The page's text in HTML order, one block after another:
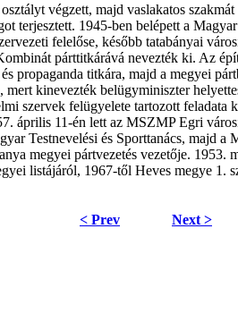
végzett, majd vaslakatos
terjesztett. 1945-ben belépett a
felelőse, később tatabányai
párttitkárává nevezték ki. Az
propaganda titkára, majd a megyei
kinevezték belügyminiszter
szervek felügyelete tartozott
április 11-én lett az MSZMP Egri
Testnevelési és Sporttanács, majd
megyei pártvezetés vezetője.
listájáról, 1967-től Heves megye 1.
< Prev Next >